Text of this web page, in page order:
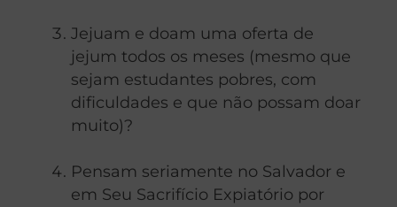
Jejuam e doam uma oferta de
jejum todos os meses (mesmo que
sejam estudantes pobres, com
dificuldades e que não possam doar
muito)?
Pensam seriamente no Salvador e
em Seu Sacrifício Expiatório por